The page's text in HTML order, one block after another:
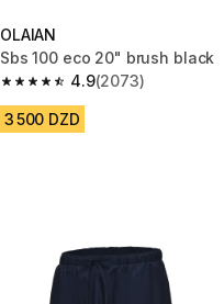
OLAIAN
Sbs 100 eco 20" brush black
4.9
4.9 out of 5 stars from 2073
(2073)
3 500 DZD